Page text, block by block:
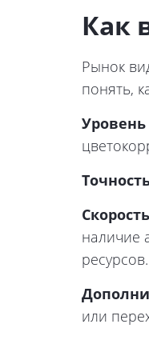
Как
Рынок
понять,
Уровень
наличие
ресурсов.
или